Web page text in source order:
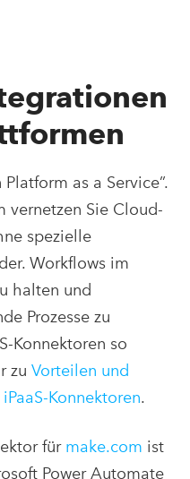
as a Service”.
vernetzen Sie Cloud-
spezielle
Workflows im
halten und
Prozesse zu
Konnektoren so
zu Vorteilen und
Konnektoren.
für make.com ist
Power Automate